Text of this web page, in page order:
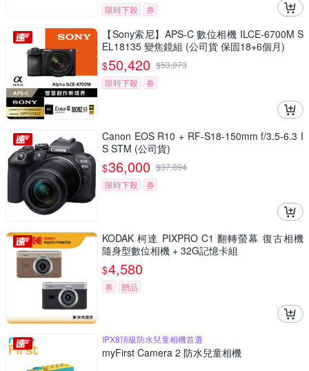
限時下殺 券
【Sony索尼】APS-C 數位相機 ILCE-6700M S
EL18135 變焦鏡組 (公司貨 保固18+6個月)
$50,420 $53,073
限時下殺
券
Canon EOS R10 + RF-S18-150mm f/3.5-6.3 I
S STM (公司貨)
$36,000 $37,894
限時下殺
券
KODAK 柯達 PIXPRO C1 翻轉螢幕 復古相機
隨身型數位相機 + 32G記憶卡組
$4,580
券 贈品
IPX8頂級防水兒童相機首選
myFirst Camera 2 防水兒童相機